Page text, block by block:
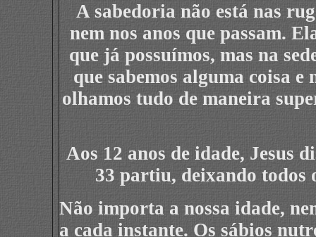
A sabedoria não está nas
nem nos anos que passam.
que já possuímos, mas na
que sabemos alguma coisa
olhamos tudo de maneira
Aos 12 anos de idade, Jesus
33 partiu, deixando todos
Não importa a nossa idade,
a cada instante. Os sábios